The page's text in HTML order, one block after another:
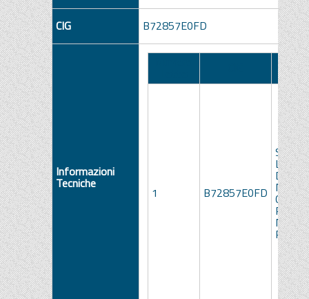
CIG B72857E0FD
Informazioni
Tecniche
1 B72857E0FD
DEI
NEI